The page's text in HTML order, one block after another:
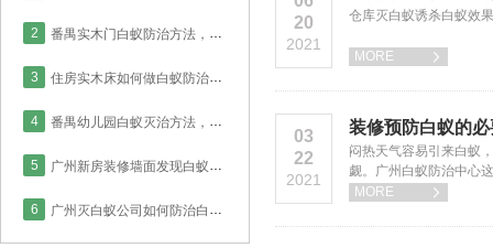
2 番禺实木门白蚁防治方法，广州防治中心2小时完成商品房施工！
3 住房实木床如何做白蚁防治，番禺业主采用喷药灭治处理！
4 番禺幼儿园白蚁灭治方法，针对木地板白蚁实德防治中心这么做！
5 广州新房装修墙面发现白蚁如何防治？看实德防治中心怎么处理！
6 广州灭白蚁公司如何防治白蚁？
20
2021
仓库灭白蚁诱杀白蚁效果
MORE 
03
22
2021
装修预防白蚁的
闷热天气容易引来白蚁
觑。广州白蚁防治中心
实德白蚁防治中心看看
MORE 